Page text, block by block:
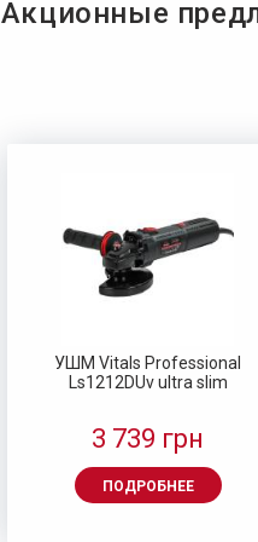
Акционные
УШМ Vitals Professional
Ls1212DUv ultra slim
3 739 грн
ПОДРОБНЕЕ
Сверло по металлу HSS 4341
1.0 (10 шт.) Vitals Master
48 грн
Батарея аккумуляторная
ASL 1220c 10C
449 грн 499 грн